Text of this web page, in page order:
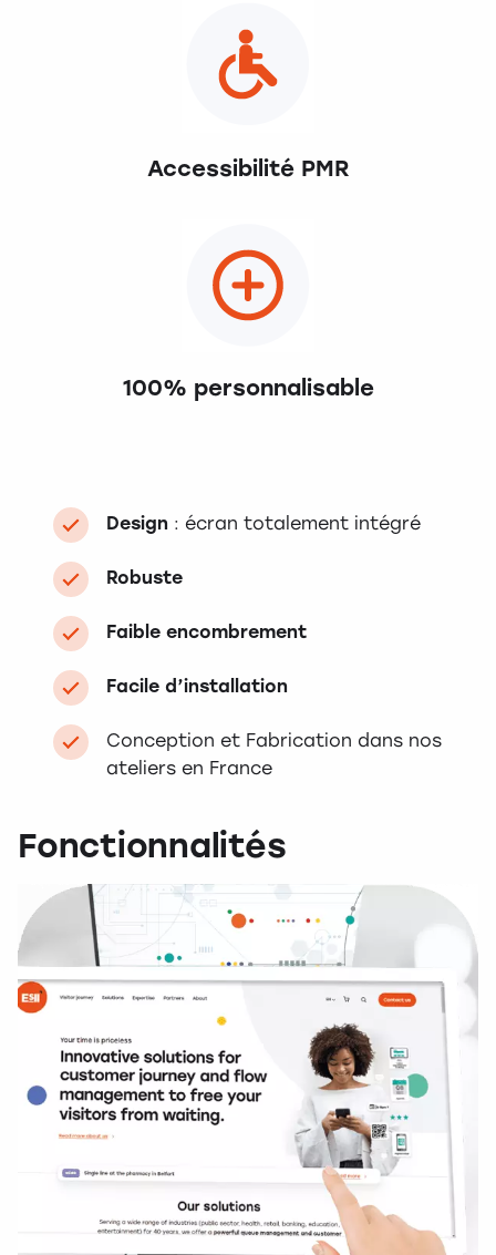
Accessibilité PMR
100% personnalisable
Design : écran totalement intégré
Robuste
Faible encombrement
Facile d’installation
Conception et Fabrication dans nos
ateliers en France
Fonctionnalités